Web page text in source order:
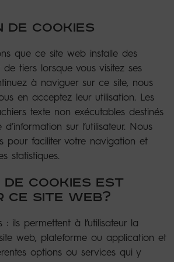
DE COOKIES
que ce site web installe des
tiers lorsque vous visitez ses
à naviguer sur ce site, nous
en acceptez leur utilisation. Les
texte non exécutables destinés
sur l’utilisateur. Nous
pour faciliter votre navigation et
statistiques.
COOKIES EST
CE SITE WEB?
: ils permettent à l’utilisateur la
web, plateforme ou application et
options ou services qui y